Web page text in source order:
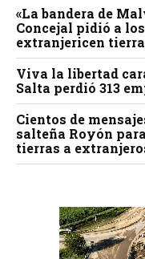
«La bandera de
Concejal pidió a
extranjericen
Viva la libertad
Salta perdió 313
Cientos de
salteña Royón
tierras a